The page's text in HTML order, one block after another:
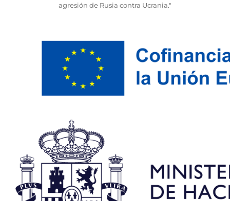
agresión de Rusia contra Ucrania."